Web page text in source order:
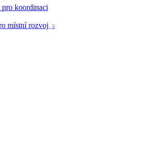
koordinaci
místní rozvoj
